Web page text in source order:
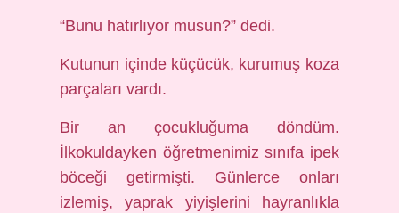
“Bunu hatırlıyor musun?” dedi.
Kutunun içinde küçücük, kurumuş koza
parçaları vardı.
Bir an çocukluğuma döndüm.
İlkokuldayken öğretmenimiz sınıfa ipek
böceği getirmişti. Günlerce onları
izlemiş, yaprak yiyişlerini hayranlıkla